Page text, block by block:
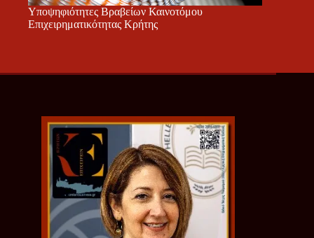
Υποψηφιότητες Βραβείων Καινοτόμου
Επιχειρηματικότητας Κρήτης